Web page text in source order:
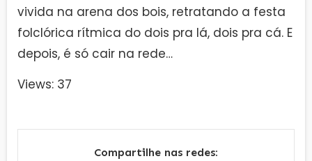
vivida na arena dos bois, retratando a festa
folclórica rítmica do dois pra lá, dois pra cá. E
depois, é só cair na rede…
Views: 37
Compartilhe nas redes: